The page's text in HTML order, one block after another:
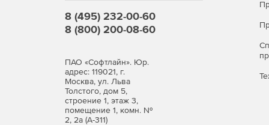
8 (495) 232-00-60
8 (800) 200-08-60
ПАО «Софтлайн». Юр.
адрес: 119021, г.
Москва, ул. Льва
Толстого, дом 5,
строение 1, этаж 3,
помещение 1, комн. №
2, 2а (А-311)